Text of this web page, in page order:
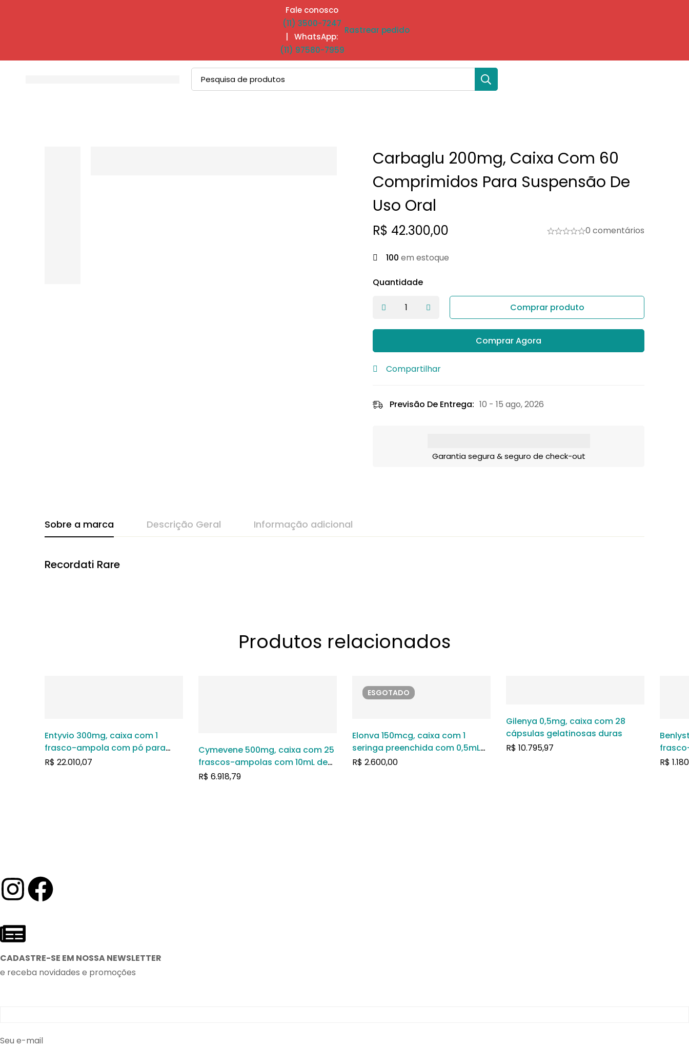
Fale conosco
(11) 3500-7247
| WhatsApp:
(11) 97580-7959
Rastrear pedido
Carbaglu 200mg, Caixa Com 60
Comprimidos Para Suspensão De
Uso Oral
R$ 42.300,00 0 comentários
100 em estoque
Quantidade
Comprar produto
Comprar Agora
Compartilhar
Previsão De Entrega: 10 - 15 ago, 2026
Garantia segura & seguro de check-out
Sobre a marca Descrição Geral Informação adicional
Recordati Rare
Produtos relacionados
Entyvio 300mg, caixa com 1
frasco-ampola com pó para
solução de uso intravenoso
R$ 22.010,07
Cymevene 500mg, caixa com 25
frascos-ampolas com 10mL de
pó para solução de uso
R$ 6.918,79
ESGOTADO
Elonva 150mcg, caixa com 1
seringa preenchida com 0,5mL
de solução de uso subcutâneo
R$ 2.600,00
Gilenya 0,5mg, caixa com 28
cápsulas gelatinosas duras
R$ 10.795,97
R$
CADASTRE-SE EM NOSSA NEWSLETTER
e receba novidades e promoções
Seu e-mail